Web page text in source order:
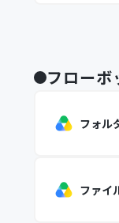
フローボ
フォル
ファイ